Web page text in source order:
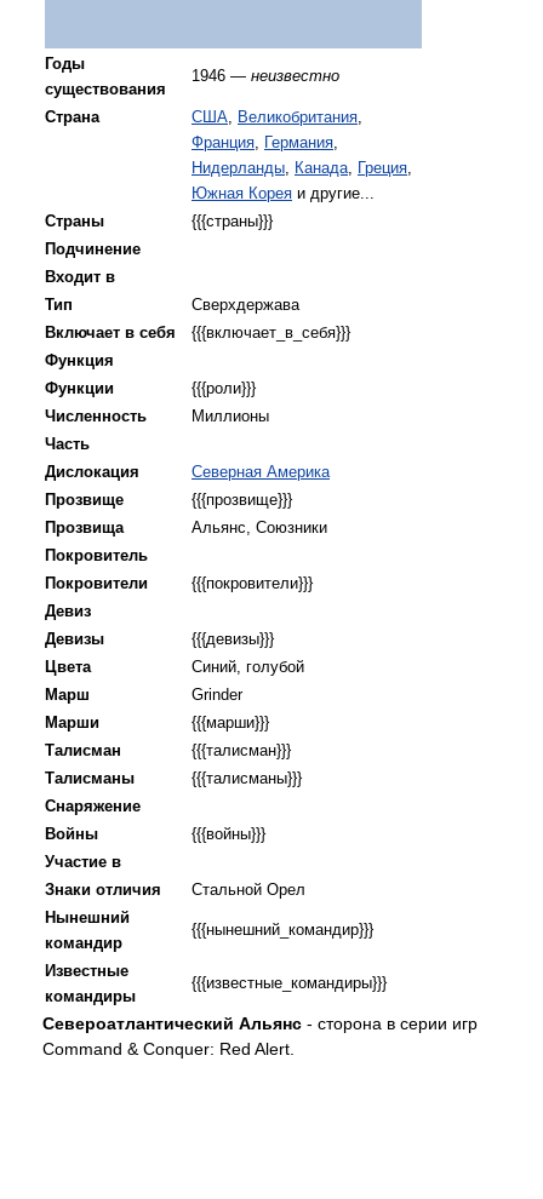
Годы
существования
1946 — неизвестно
Страна США, Великобритания,
Франция, Германия,
Нидерланды, Канада, Греция,
Южная Корея и другие...
Страны
{{{страны}}}
Подчинение
Входит в
Тип
Сверхдержава
Включает в себя
{{{включает_в_себя}}}
Функция
Функции
{{{роли}}}
Численность
Миллионы
Часть
Дислокация
Северная Америка
Прозвище
{{{прозвище}}}
Прозвища
Альянс, Союзники
Покровитель
Покровители
{{{покровители}}}
Девиз
Девизы
{{{девизы}}}
Цвета
Синий, голубой
Марш
Grinder
Марши
{{{марши}}}
Талисман
{{{талисман}}}
Талисманы
{{{талисманы}}}
Снаряжение
Войны
{{{войны}}}
Участие в
Знаки отличия
Стальной Орел
Нынешний
командир
{{{нынешний_командир}}}
Известные
командиры
{{{известные_командиры}}}
Североатлантический Альянс - сторона в серии игр
Command & Conquer: Red Alert.